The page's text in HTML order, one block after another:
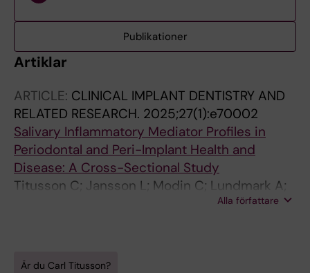
Publikationer
Artiklar
ARTICLE: CLINICAL IMPLANT DENTISTRY AND
RELATED RESEARCH. 2025;27(1):e70002
Salivary Inflammatory Mediator Profiles in
Periodontal and Peri-Implant Health and
Disease: A Cross-Sectional Study
Titusson C; Jansson L; Modin C; Lundmark A;
Eriksson K; Adler L; Yucel-Lindberg TAlla författare
Är du Carl Titusson?